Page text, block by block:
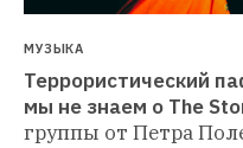
МУЗЫКА
Террористический
мы не знаем о The
группы от Петра